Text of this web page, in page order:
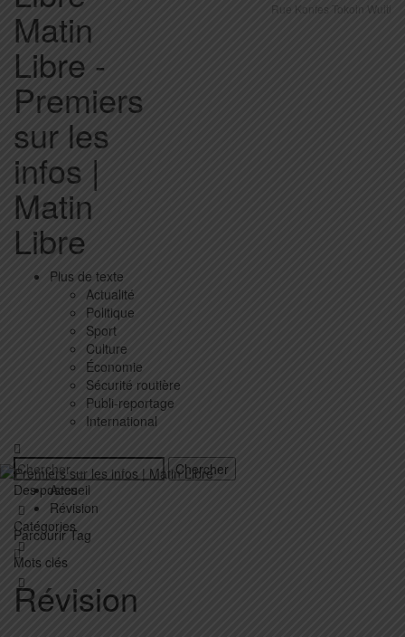
Matin
Libre -
Premiers
sur les
infos |
Matin
Libre
Rue Konfes Tokoin Wuiti
Plus de texte
Actualité
Politique
Sport
Culture
Économie
Sécurité routière
Publi-reportage
International
Des postes
Catégories
Mots clés
Accueil
Révision
Parcourir Tag
Révision